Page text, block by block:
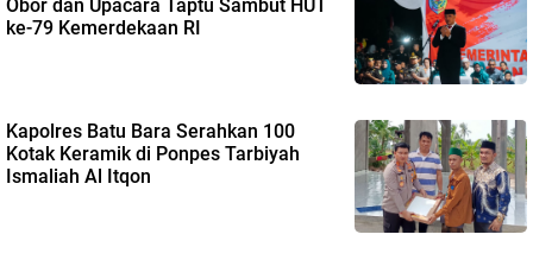
Obor dan Upacara Taptu Sambut HUT
ke-79 Kemerdekaan RI
Kapolres Batu Bara Serahkan 100
Kotak Keramik di Ponpes Tarbiyah
Ismaliah Al Itqon